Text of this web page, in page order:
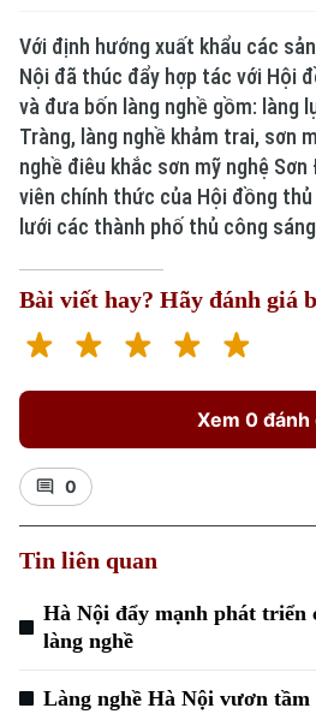
Xu hướng
Với định hướng xuất khẩu các
Nội đã thúc đẩy hợp tác với Hội
và đưa bốn làng nghề gồm: làng
Tràng, làng nghề khảm trai, sơn
nghề điêu khắc sơn mỹ nghệ
viên chính thức của Hội đồng
lưới các thành phố thủ công
Bài viết hay? Hãy đánh giá
Xem 0 đánh
0
Tin liên quan
Hà Nội đẩy mạnh phát triển
làng nghề
Làng nghề Hà Nội vươn